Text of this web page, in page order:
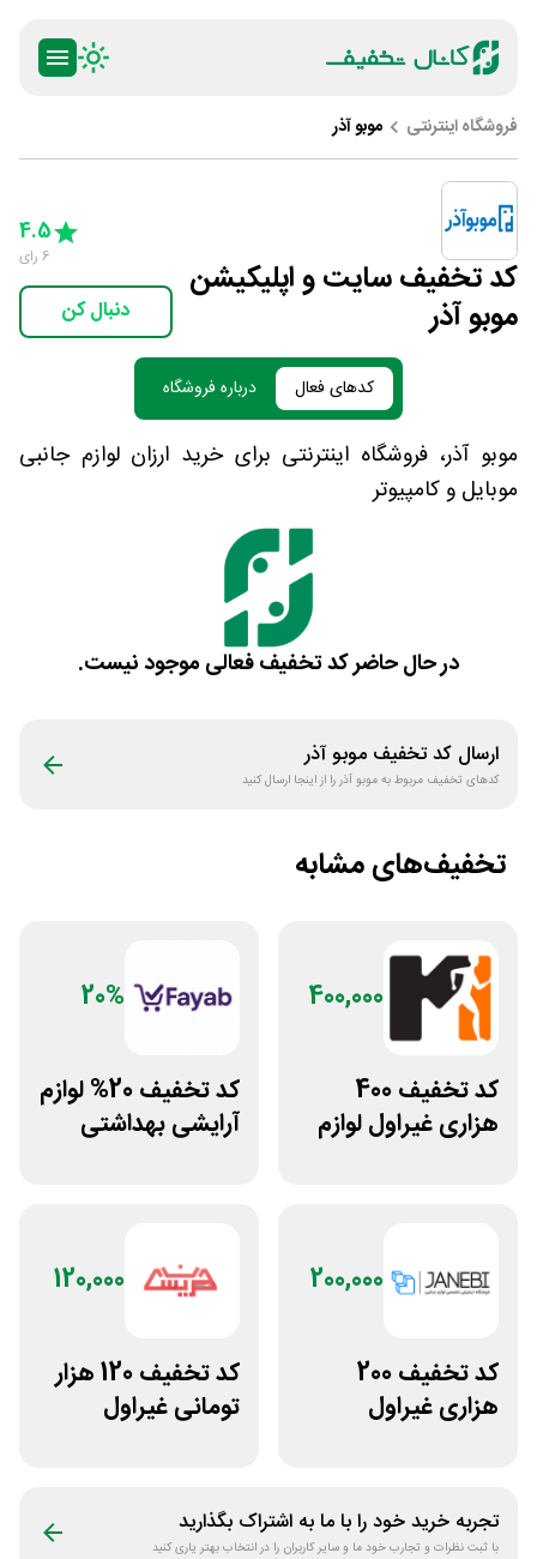
فروشگاه اینترنتی موبو آذر
کد تخفیف سایت و اپلیکیشن
موبو آذر
4 Stars
5 Stars
4.5
6 رای
دنبال کن
کدهای فعال درباره فروشگاه
موبو آذر، فروشگاه اینترنتی برای خرید ارزان لوازم جانبی
موبایل و کامپیوتر
در حال حاضر کد تخفیف فعالی موجود نیست.
ارسال کد تخفیف موبو آذر
کدهای تخفیف مربوط بهموبو آذررا از اینجا ارسال کنید
تخفیف‌های مشابه
400,000
کد تخفیف 400
هزاری غیراول لوازم
20%
کد تخفیف 20% لوازم
آرایشی بهداشتی
200,000
کد تخفیف 200
هزاری غیراول
120,000
کد تخفیف 120 هزار
تومانی غیراول
تجربه خرید خود را با ما به اشتراک بگذارید
با ثبت نظرات و تجارب خود ما و سایر کاربران را در انتخاب بهتر یاری کنید